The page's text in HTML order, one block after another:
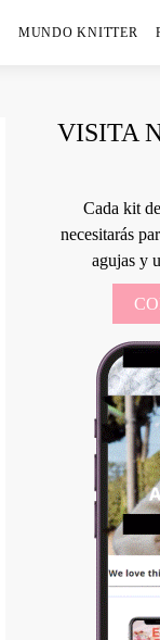
MUNDO KNITTER
VISITA
Cada kit
necesitarás
agujas y